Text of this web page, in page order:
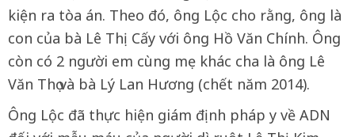
kiện ra tòa án. Theo đó, ông Lộc cho rằng, ông là
con của bà Lê Thị Cấy với ông Hồ Văn Chính. Ông
còn có 2 người em cùng mẹ khác cha là ông Lê
Văn Thọ và bà Lý Lan Hương (chết năm 2014).
Ông Lộc đã thực hiện giám định pháp y về ADN